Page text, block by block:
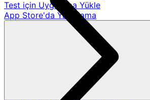
Test için Uygulama Yükle
App Store'da Yayınlama